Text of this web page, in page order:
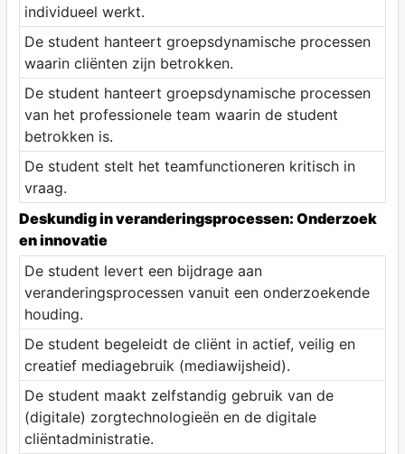
individueel werkt.
De student hanteert groepsdynamische processen
waarin cliënten zijn betrokken.
De student hanteert groepsdynamische processen
van het professionele team waarin de student
betrokken is.
De student stelt het teamfunctioneren kritisch in
vraag.
Deskundig in veranderingsprocessen: Onderzoek
en innovatie
De student levert een bijdrage aan
veranderingsprocessen vanuit een onderzoekende
houding.
De student begeleidt de cliënt in actief, veilig en
creatief mediagebruik (mediawijsheid).
De student maakt zelfstandig gebruik van de
(digitale) zorgtechnologieën en de digitale
cliëntadministratie.